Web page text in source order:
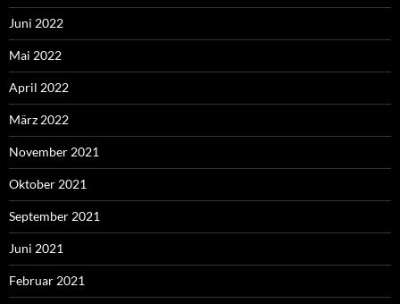
Juni 2022
Mai 2022
April 2022
März 2022
November 2021
Oktober 2021
September 2021
Juni 2021
Februar 2021